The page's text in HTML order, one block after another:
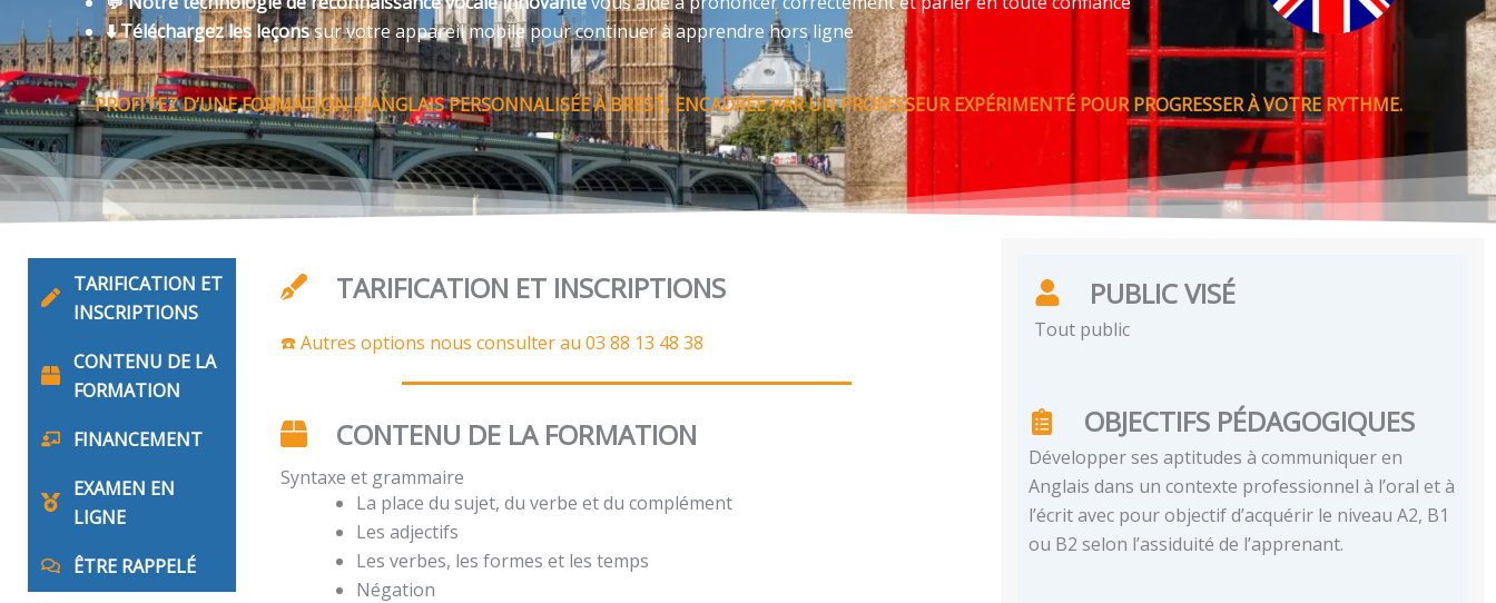
⬇️ Téléchargez les leçonssur votre appareil mobile pour continuer à apprendre hors ligne
PROFITEZ D’UNE FORMATION D’ANGLAIS PERSONNALISÉE À BREST, ENCADRÉE PAR UN PROFESSEUR EXPÉRIMENTÉ POUR PROGRESSER À VOTRE RYTHME.
TARIFICATION ET
INSCRIPTIONS
CONTENU DE LA
FORMATION
FINANCEMENT
EXAMEN EN
LIGNE
ÊTRE RAPPELÉ
TARIFICATION ET INSCRIPTIONS
☎️ Autres options nous consulter au 03 88 13 48 38
CONTENU DE LA FORMATION
Syntaxe et grammaire
La place du sujet, du verbe et du complément
Les adjectifs
Les verbes, les formes et les temps
Négation
PUBLIC VISÉ
Tout public
OBJECTIFS PÉDAGOGIQUES
Développer ses aptitudes à communiquer en
Anglais dans un contexte professionnel à l’oral et à
l’écrit avec pour objectif d’acquérir le niveau A2, B1
ou B2 selon l’assiduité de l’apprenant.